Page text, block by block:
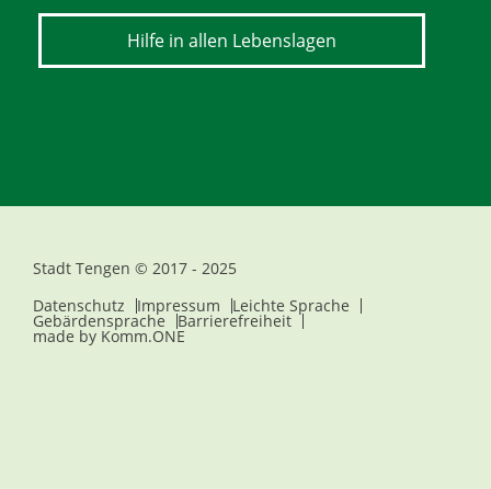
Hilfe in allen Lebenslagen
Stadt Tengen © 2017 - 2025
Datenschutz
Impressum Leichte Sprache
Gebärdensprache Barrierefreiheit
made by Komm.ONE